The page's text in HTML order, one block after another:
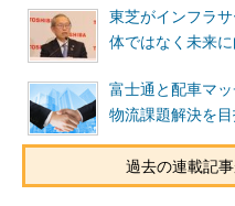
東芝がインフラ
体ではなく未来に
富士通と配車マ
物流課題解決を
過去の連載記